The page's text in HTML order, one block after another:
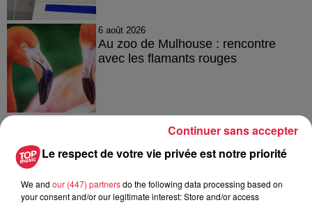
6 août 2026
Au zoo de Mulhouse : rencontre
avec les flamants rouges
À découvrir également
Le respect de votre vie privée est notre priorité
We and our (447) partnersdo the following data processing based on
your consent and/or our legitimate interest: Store and/or access
Continuer sans accepter